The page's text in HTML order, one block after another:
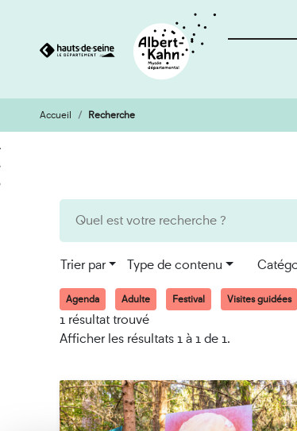
Aller
au
contenu
Aller
à
la
Accueil Recherche
Trier par Type de contenu
Agenda Adulte Festival Visites guidées
1 résultat trouvé
Afficher les résultats 1 à 1 de 1.